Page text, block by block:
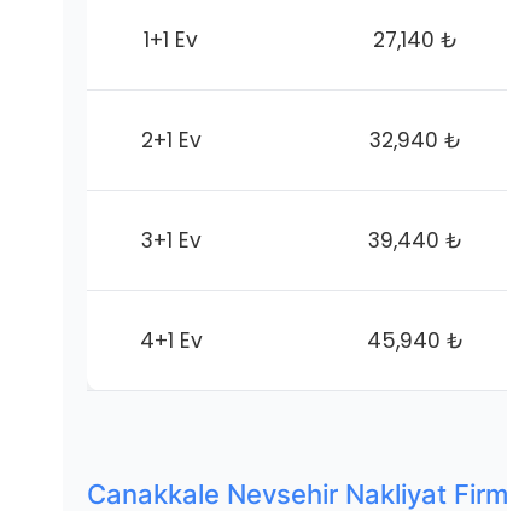
1+1 Ev 27,140 ₺
2+1 Ev 32,940 ₺
3+1 Ev 39,440 ₺
4+1 Ev 45,940 ₺
Canakkale Nevsehir Nakliyat